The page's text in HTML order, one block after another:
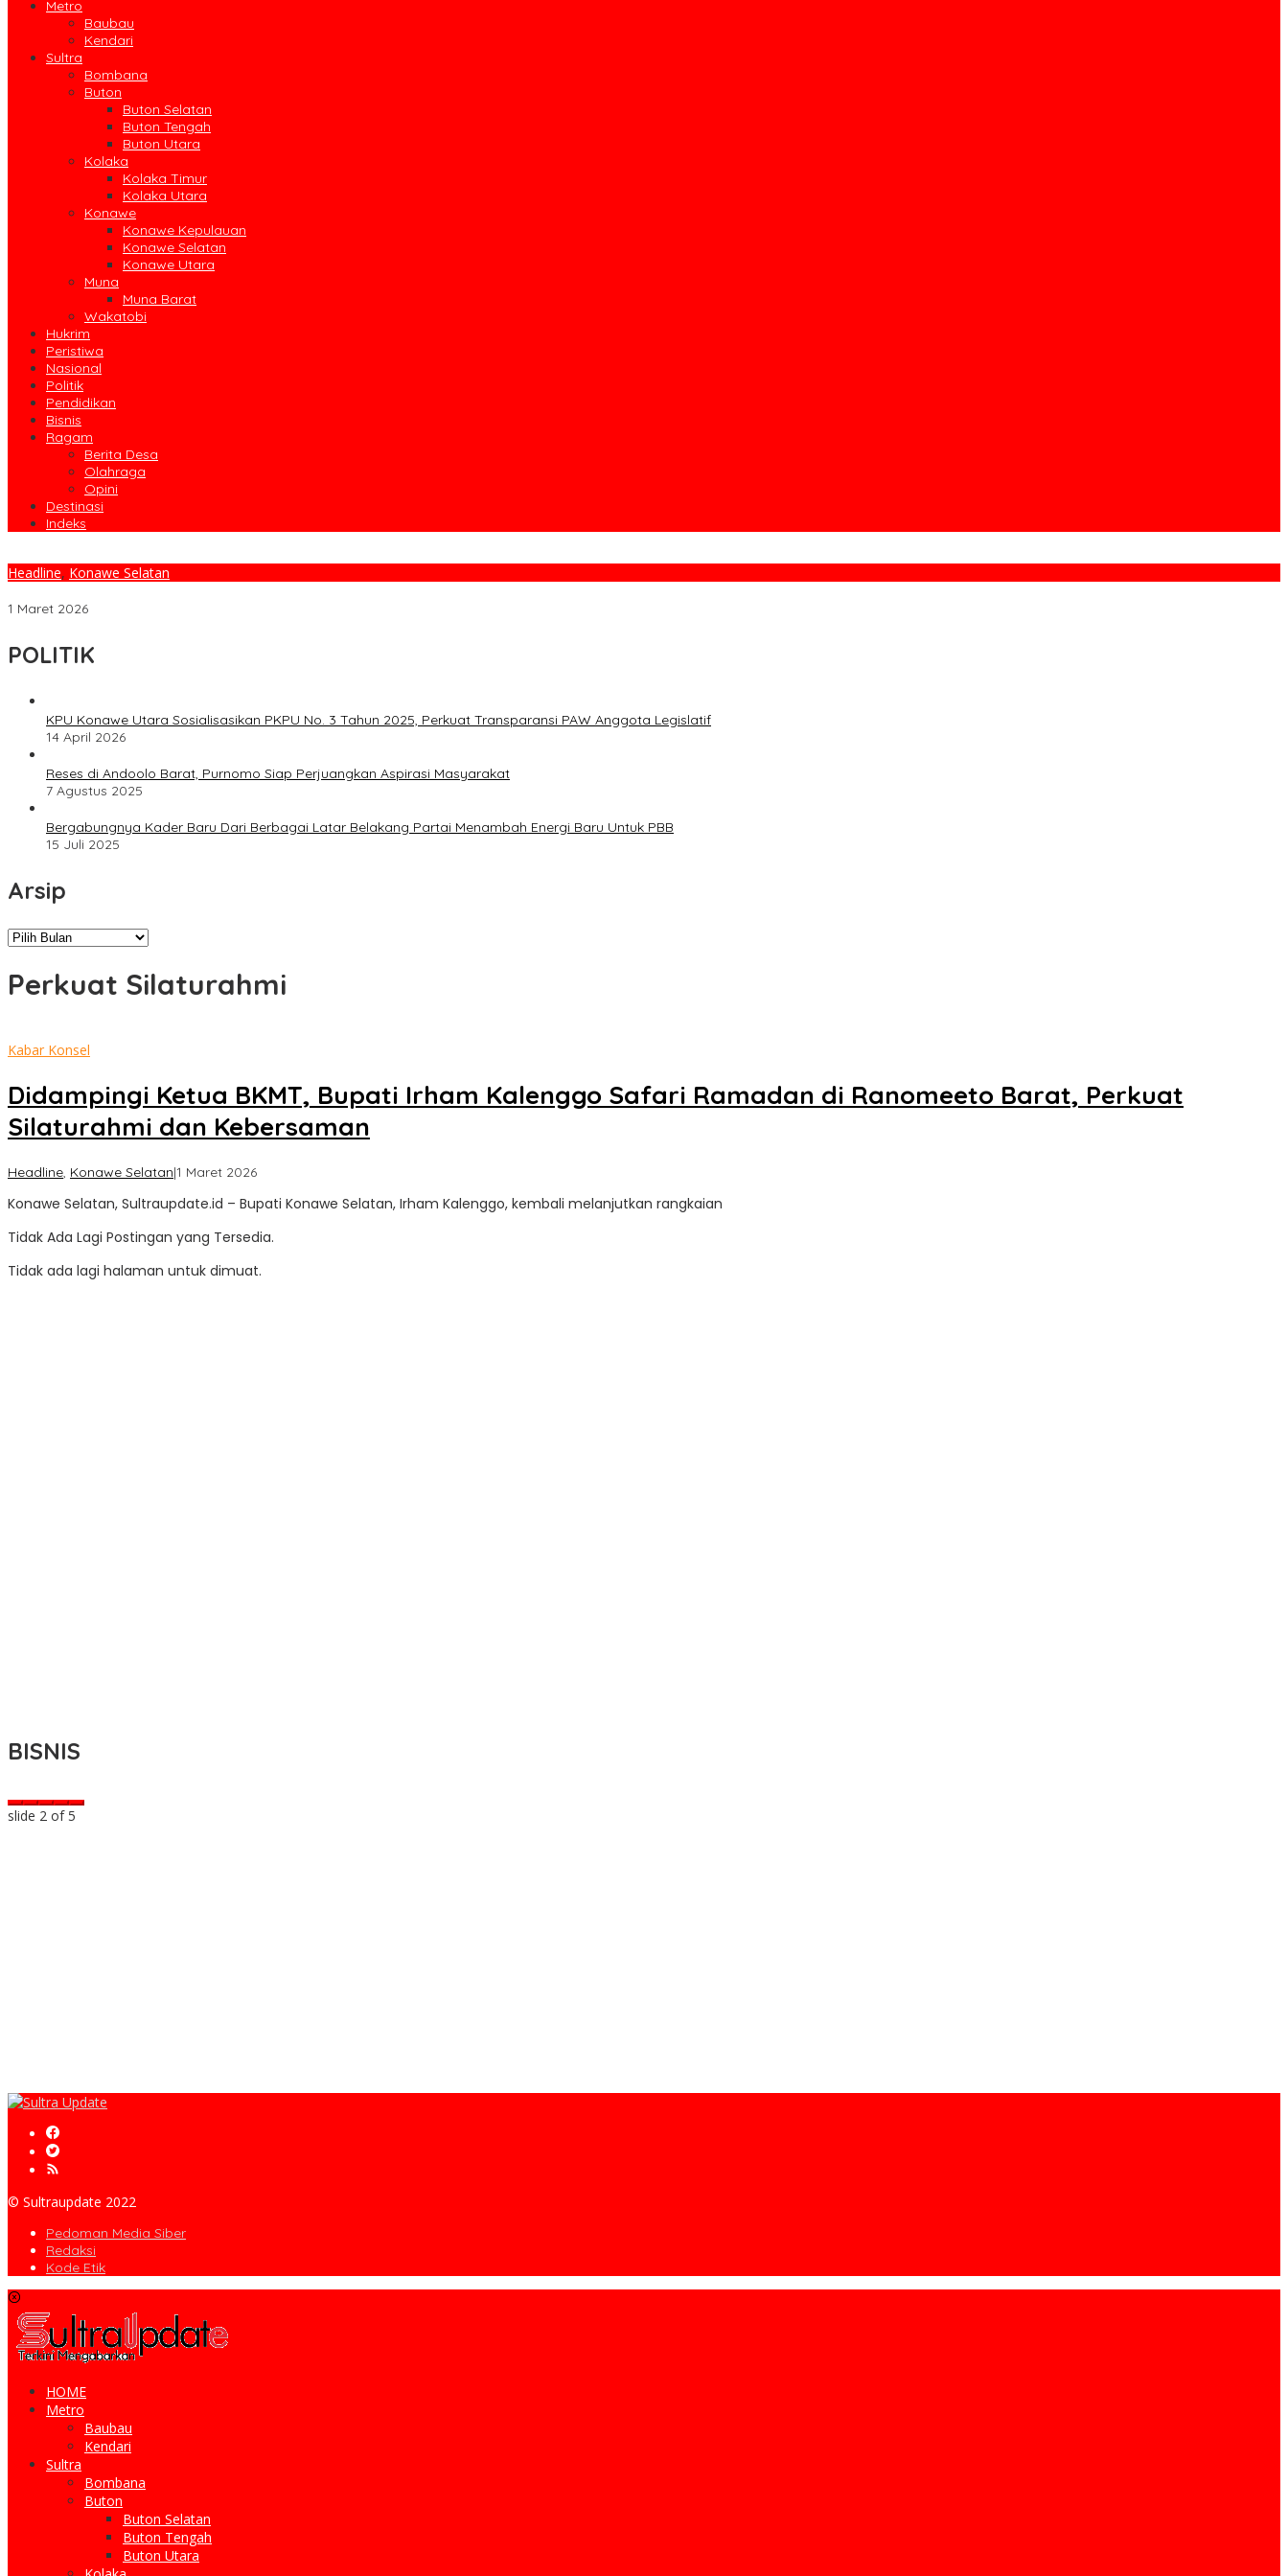
Metro
Baubau
Kendari
Sultra
Bombana
Buton
Buton Selatan
Buton Tengah
Buton Utara
Kolaka
Kolaka Timur
Kolaka Utara
Konawe
Konawe Kepulauan
Konawe Selatan
Konawe Utara
Muna
Muna Barat
Wakatobi
Hukrim
Peristiwa
Nasional
Politik
Pendidikan
Bisnis
Ragam
Berita Desa
Olahraga
Opini
Destinasi
Indeks
Headline, Konawe Selatan
1 Maret 2026
POLITIK
KPU Konawe Utara Sosialisasikan PKPU No. 3 Tahun 2025, Perkuat Transparansi PAW Anggota Legislatif
14 April 2026
Reses di Andoolo Barat, Purnomo Siap Perjuangkan Aspirasi Masyarakat
7 Agustus 2025
Bergabungnya Kader Baru Dari Berbagai Latar Belakang Partai Menambah Energi Baru Untuk PBB
15 Juli 2025
Arsip
Arsip
Perkuat Silaturahmi
Kabar Konsel
Didampingi Ketua BKMT, Bupati Irham Kalenggo Safari Ramadan di Ranomeeto Barat, Perkuat
Silaturahmi dan Kebersaman
Headline, Konawe Selatan|1 Maret 2026oleh
Update
Konawe Selatan, Sultraupdate.id – Bupati Konawe Selatan, Irham Kalenggo, kembali melanjutkan rangkaian
Tidak Ada Lagi Postingan yang Tersedia.
Tidak ada lagi halaman untuk dimuat.
BISNIS
slide 2 of 5
© Sultraupdate 2022
Pedoman Media Siber
Redaksi
Kode Etik
HOME
Metro
Baubau
Kendari
Sultra
Bombana
Buton
Buton Selatan
Buton Tengah
Buton Utara